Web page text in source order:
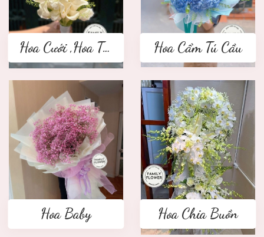
Hoa Cưới ,Hoa Tay Cầm Cô Dâu Hoa Cẩm Tú Cầu
Hoa Baby Hoa Chia Buồn